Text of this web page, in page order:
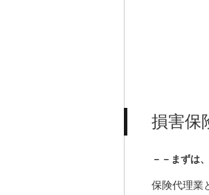
損害保
－－まずは
保険代理業